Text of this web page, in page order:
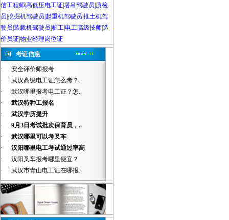
信工程师高低压电工证塔吊驾驶员 质检
员 挖掘机驾驶员|起重机驾驶员 推土机驾
驶员 装载机驾驶员 桩工电工高级技师造
价员证物业经理岗位证
考证信息
·
安全评价师报考
·
武汉高级电工证怎么考？..
·
武汉哪里报考电工证？怎..
·
武汉特种工报名
·
武汉学历提升
·
9月3日考试批次保育员，..
·
武汉哪里可以考叉车
·
汉阳哪里电工考试通过率高
·
汉阳叉车报考哪里便宜？
·
武汉市青山电工证在哪报..